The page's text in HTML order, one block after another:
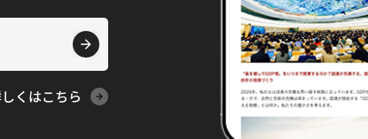
くはこちら